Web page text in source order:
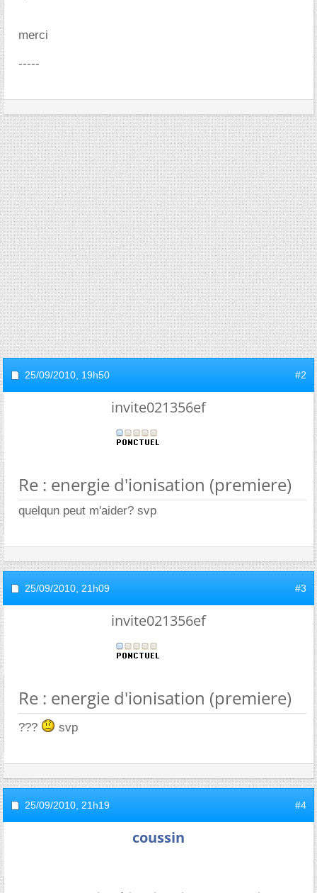
merci
-----
25/09/2010, 19h50 #2
invite021356ef
Re : energie d'ionisation (premiere)
quelqun peut m'aider? svp
25/09/2010, 21h09 #3
invite021356ef
Re : energie d'ionisation (premiere)
??? svp
25/09/2010, 21h19 #4
coussin